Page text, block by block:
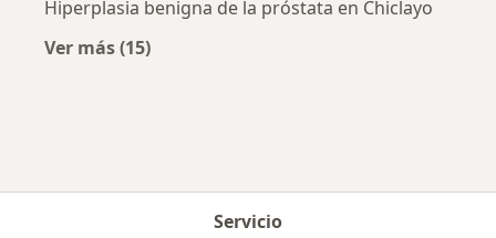
Hiperplasia benigna de la próstata en Chiclayo
Ver más (15)
Servicio